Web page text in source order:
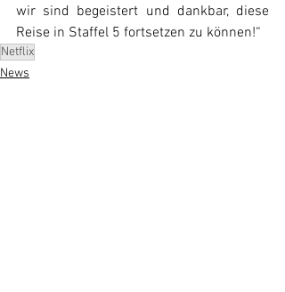
wir sind begeistert und dankbar, diese
Reise in Staffel 5 fortsetzen zu können!“
Netflix
News